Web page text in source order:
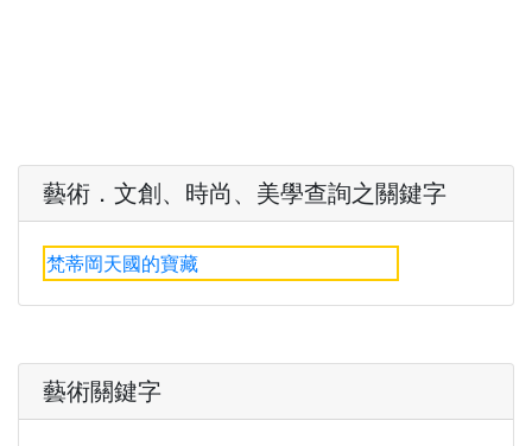
藝術．文創、時尚、美學查詢之關鍵字
梵蒂岡天國的寶藏
藝術關鍵字